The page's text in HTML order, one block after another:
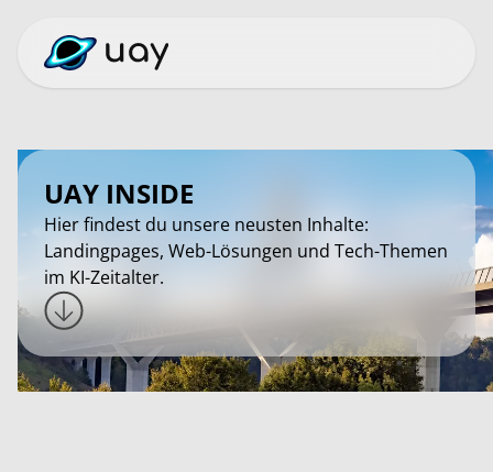
UAY INSIDE
Hier findest du unsere neusten Inhalte:
Landingpages, Web-Lösungen und Tech-Themen
im KI-Zeitalter.